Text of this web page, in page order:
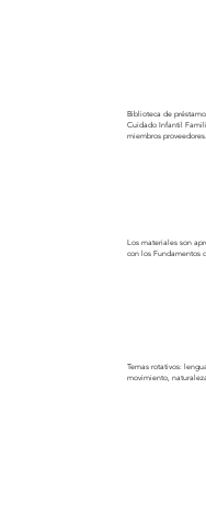
Biblioteca de
Cuidado Infantil
miembros proveedores.
Los materiales son
con los Fundamentos
Temas rotativos:
movimiento,